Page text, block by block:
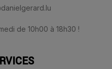
de 10h00 à 18h30 !